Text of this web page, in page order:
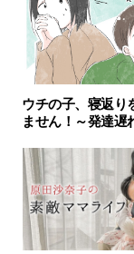
ウチの子、寝返り
ません！～発達遅